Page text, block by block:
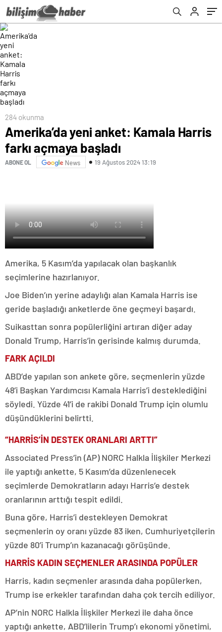
284 okunma
Amerika’da yeni anket: Kamala Harris
farkı açmaya başladı
ABONE OL News 19 Ağustos 2024 13:19
Amerika, 5 Kasım’da yapılacak olan başkanlık
seçimlerine hazırlanıyor.
Joe Biden’ın yerine adaylığı alan Kamala Harris ise
geride başladığı anketlerde öne geçmeyi başardı.
Suikasttan sonra popülerliğini artıran diğer aday
Donald Trump, Harris’in gerisinde kalmış durumda.
FARK AÇILDI
ABD’de yapılan son ankete göre, seçmenlerin yüzde
48’i Başkan Yardımcısı Kamala Harris’i desteklediğini
söyledi. Yüzde 41’i de rakibi Donald Trump için olumlu
düşündüklerini belirtti.
“HARRİS’İN DESTEK ORANLARI ARTTI”
Associated Press’in (AP) NORC Halkla İlişkiler Merkezi
ile yaptığı ankette, 5 Kasım’da düzenlenecek
seçimlerde Demokratların adayı Harris’e destek
oranlarının arttığı tespit edildi.
Buna göre, Harris’i destekleyen Demokrat
seçmenlerin oy oranı yüzde 83 iken, Cumhuriyetçilerin
yüzde 80’i Trump’ın kazanacağı görüşünde.
HARRİS KADIN SEÇMENLER ARASINDA POPÜLER
Harris, kadın seçmenler arasında daha popülerken,
Trump ise erkekler tarafından daha çok tercih ediliyor.
AP’nin NORC Halkla İlişkiler Merkezi ile daha önce
yaptığı ankette, ABD’lilerin Trump’ı ekonomi yönetimi,